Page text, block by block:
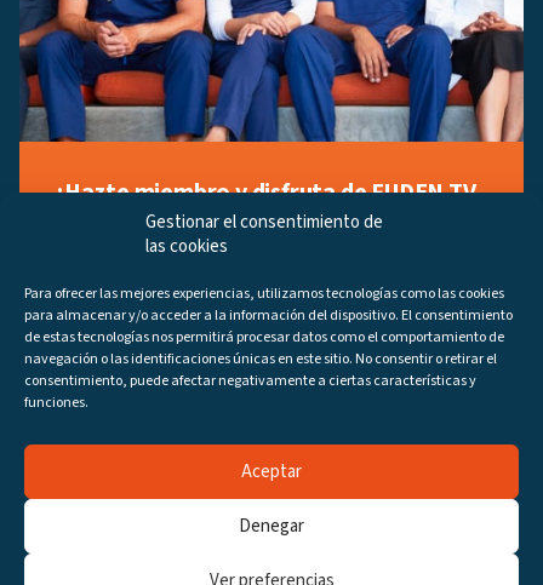
Gestionar el consentimiento de
las cookies
Para ofrecer las mejores experiencias, utilizamos tecnologías como las cookies
para almacenar y/o acceder a la información del dispositivo. El consentimiento
de estas tecnologías nos permitirá procesar datos como el comportamiento de
navegación o las identificaciones únicas en este sitio. No consentir o retirar el
consentimiento, puede afectar negativamente a ciertas características y
funciones.
Aceptar
Denegar
¡Hazte miembro y disfruta de FUDEN TV
a tu manera!
Regístrate ahora gratuitamente y marca tus videos
los últimos programas disponibles.
Regístrate ahora
Canales Programas DIRECTO
URL de Facebook
URL de Instagram
URL de YoutubeURL de X (antiguo